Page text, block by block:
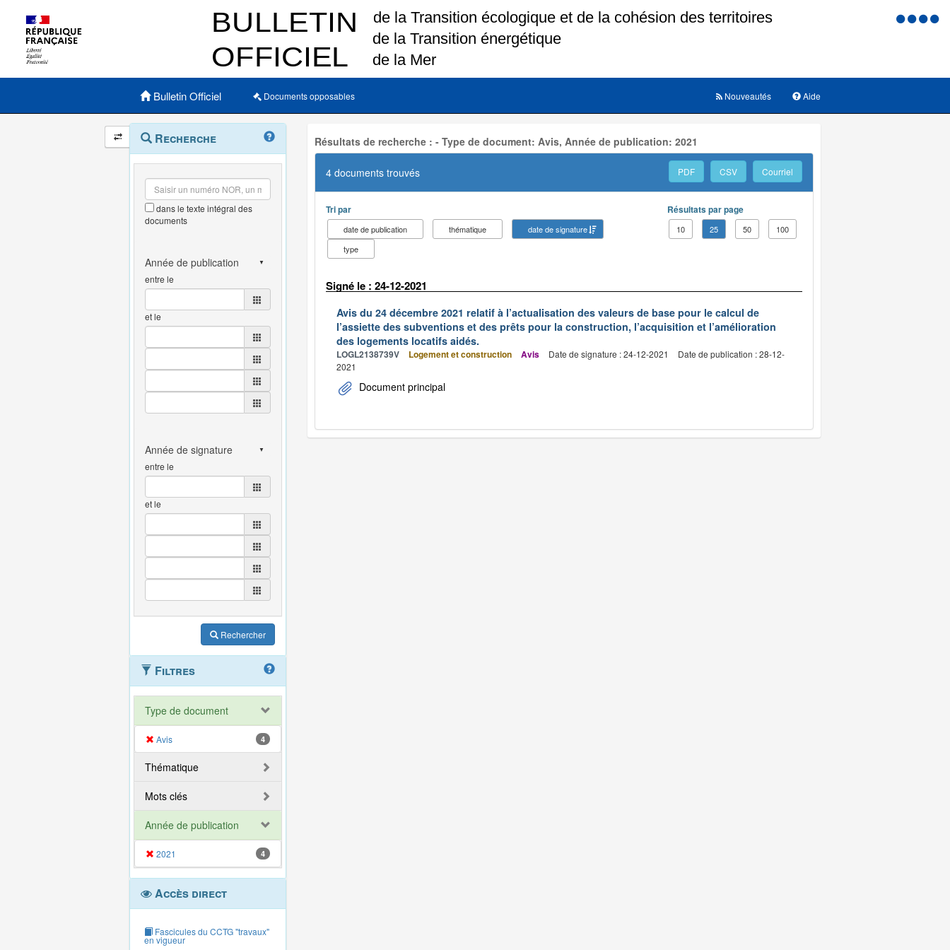
Menu
Menu principal
Bulletin Officiel Documents opposables Aide
Nouveautés
Navigation
et
outils
annexes
Menu
contextuel
Recherche
dans le texte intégral des
documents
entre le
et le
entre le
et le
Rechercher
Filtres
Type de document
Avis 4
Thématique
Mots clés
Année de publication
2021 4
Accès direct
Fascicules du CCTG "travaux"
en vigueur
Résultats de recherche : - Type de document: Avis, Année de publication: 2021
4 documents trouvés PDF CSV Courriel
Tri par
date de publication thématique
date de signature
type
Résultats par page
10 25 50 100
Signé le : 24-12-2021
Avis du 24 décembre 2021 relatif à l’actualisation des valeurs de base pour le calcul de
l’assiette des subventions et des prêts pour la construction, l’acquisition et l’amélioration
des logements locatifs aidés.
LOGL2138739V Logement et construction Avis Date de signature : 24-12-2021
Date de publication : 28-12-
2021
Document principal